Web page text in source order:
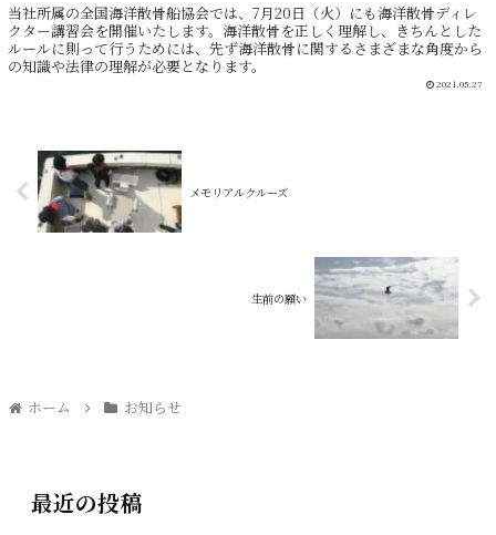
当社所属の全国海洋散骨船協会では、7月20日（火）にも海洋散骨ディレ
クター講習会を開催いたします。海洋散骨を正しく理解し、きちんとした
ルールに則って行うためには、先ず海洋散骨に関するさまざまな角度から
の知識や法律の理解が必要となります。
2021.05.27
メモリアルクルーズ
生前の願い
ホーム お知らせ
最近の投稿